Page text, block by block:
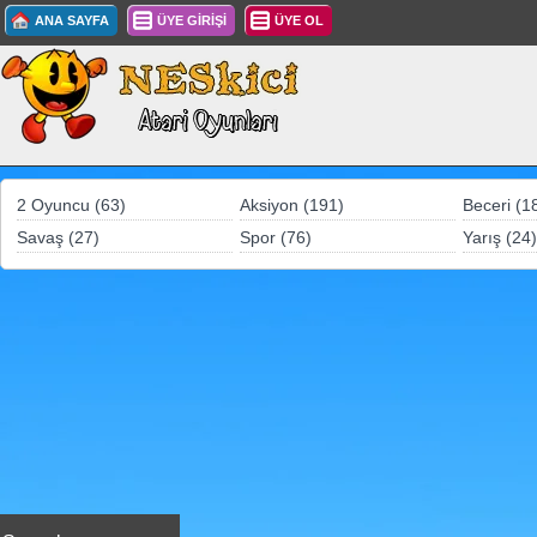
ANA SAYFA ÜYE GİRİŞİ ÜYE OL
2 Oyuncu (63) Aksiyon (191)
Beceri
Savaş (27)
Spor (76) Yarış (24)